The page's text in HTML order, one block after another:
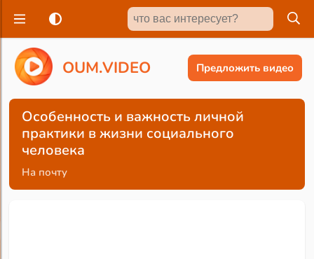
OUM.VIDEO Предложить видео
Особенность и важность личной
практики в жизни социального
человека
На почту